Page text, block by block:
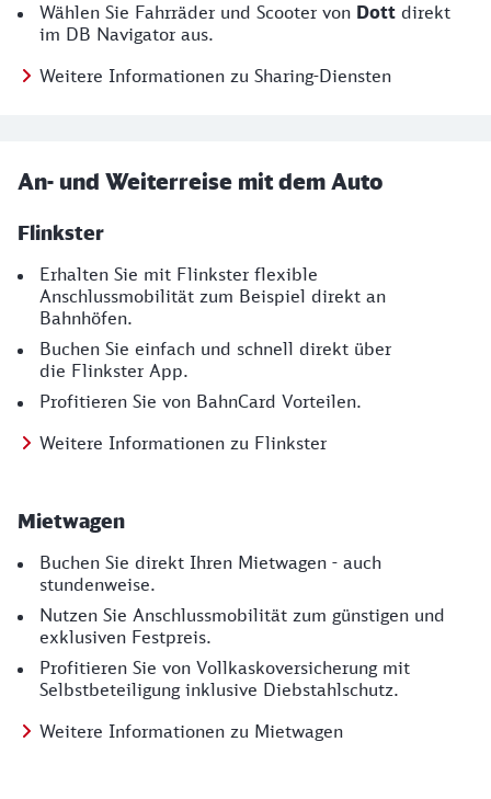
Wählen Sie Fahrräder und Scooter von Dott direkt
im DB Navigator aus.
Weitere Informationen zu Sharing-Diensten
An- und Weiterreise mit dem Auto
Flinkster
Erhalten Sie mit Flinkster flexible
Anschlussmobilität zum Beispiel direkt an
Bahnhöfen.
Buchen Sie einfach und schnell direkt über
die Flinkster App.
Profitieren Sie von BahnCard Vorteilen.
Weitere Informationen zu Flinkster
Mietwagen
Buchen Sie direkt Ihren Mietwagen - auch
stundenweise.
Nutzen Sie Anschlussmobilität zum günstigen und
exklusiven Festpreis.
Profitieren Sie von Vollkaskoversicherung mit
Selbstbeteiligung inklusive Diebstahlschutz.
Weitere Informationen zu Mietwagen